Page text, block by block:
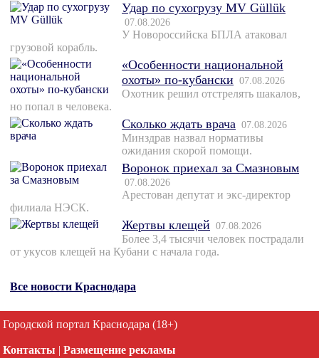
Удар по сухогрузу MV Güllük
07.08.2026
У Новороссийска БПЛА атаковал
грузовой корабль.
«Особенности национальной
охоты» по-кубански 07.08.2026
Охотник решил отстрелять шакалов,
но попал в человека.
Сколько ждать врача 07.08.2026
Минздрав назвал нормативы
ожидания скорой помощи.
Воронок приехал за Смазновым
07.08.2026
Арестован депутат и экс-директор
филиала НЭСК.
Жертвы клещей 07.08.2026
Более 3,4 тысячи человек пострадали
от укусов клещей на Кубани с начала года.
Все новости Краснодара
Городской портал Краснодара (18+)
Контакты | Размещение рекламы